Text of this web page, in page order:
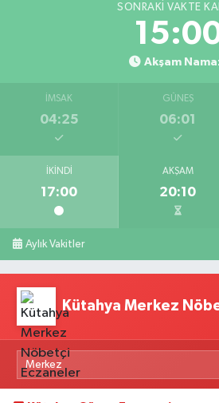
SONRAKI VAKTE
Akşam
İMSAK
04:25
GÜNEŞ
06:01
İKINDI
17:00
AKŞAM
20:10
Aylık Vakitler
Kütahya Merkez